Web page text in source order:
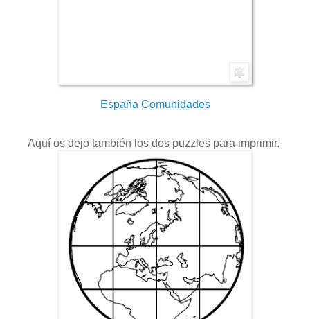
España Comunidades
Aquí os dejo también los dos puzzles para imprimir.